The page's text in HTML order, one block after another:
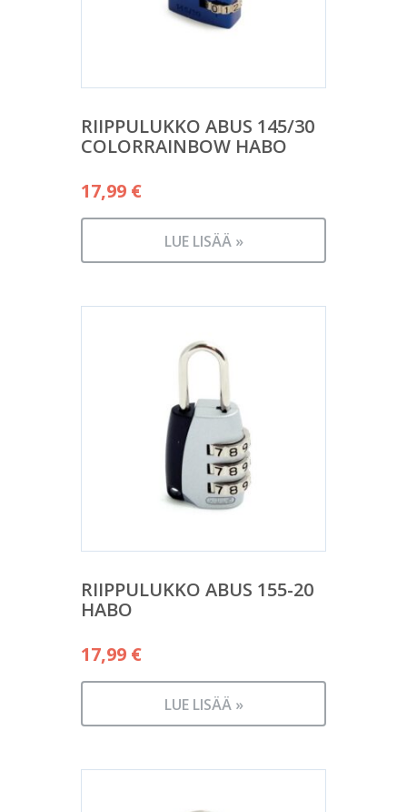
RIIPPULUKKO ABUS 145/30
COLORRAINBOW HABO
17,99 €
LUE LISÄÄ »
RIIPPULUKKO ABUS 155-20
HABO
17,99 €
LUE LISÄÄ »